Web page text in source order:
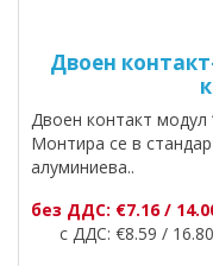
Двоен
Двоен контакт модул
Монтира се в
алуминиева..
без ДДС: €7.16 /
с ДДС: €8.59 /